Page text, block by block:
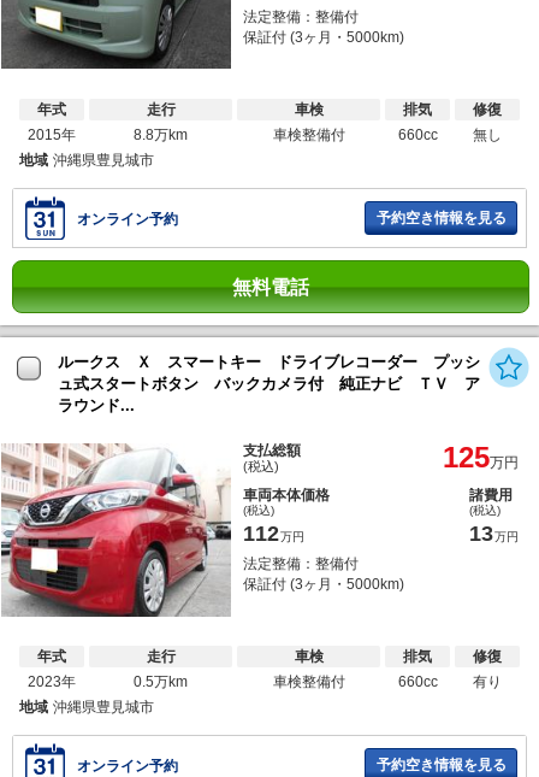
法定整備：整備付
保証付 (3ヶ月・5000km)
年式
2015年
走行
8.8万km
車検
車検整備付
排気
660cc
修復
無し
地域 沖縄県豊見城市
オンライン予約 予約空き情報を見る
無料電話
ルークス Ｘ スマートキー ドライブレコーダー プッシ
ュ式スタートボタン バックカメラ付 純正ナビ ＴＶ ア
ラウンド...
支払総額
(税込) 125万円
車両本体価格
(税込)
112万円
諸費用
(税込)
13万円
法定整備：整備付
保証付 (3ヶ月・5000km)
年式
2023年
走行
0.5万km
車検
車検整備付
排気
660cc
修復
有り
地域 沖縄県豊見城市
オンライン予約 予約空き情報を見る